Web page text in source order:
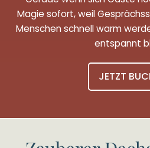
Magie sofort, weil
Menschen schnell warm
entspannt
JETZT